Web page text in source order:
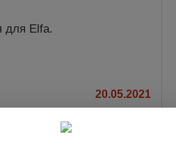
для Elfа.
20.05.2021